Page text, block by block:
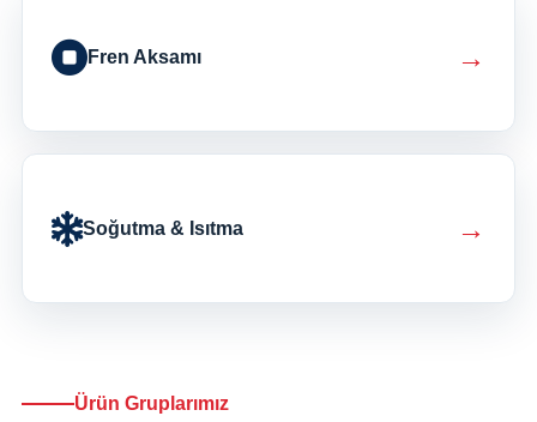
Fren Aksamı →
Soğutma & Isıtma →
Ürün Gruplarımız